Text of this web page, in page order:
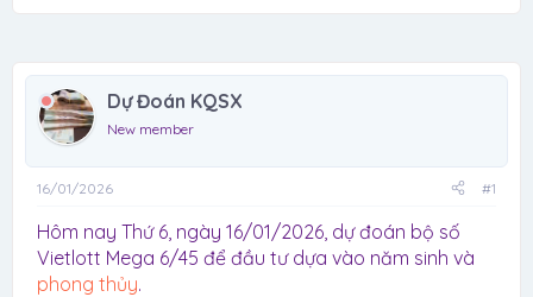
Dự Đoán KQSX
New member
16/01/2026 #1
Hôm nay Thứ 6, ngày 16/01/2026, dự đoán bộ số
Vietlott Mega 6/45 để đầu tư dựa vào năm sinh và
phong thủy.